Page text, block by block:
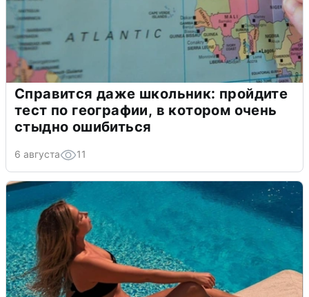
Справится даже школьник: пройдите
тест по географии, в котором очень
стыдно ошибиться
6 августа 11